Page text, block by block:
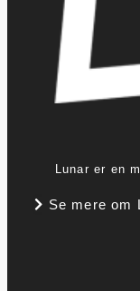
Lunar er en
Se mere om